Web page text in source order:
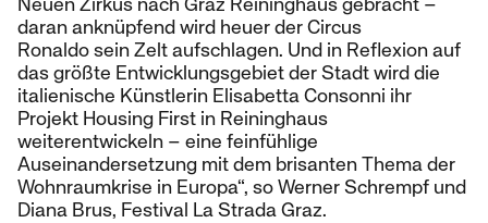
daran anknüpfend wird heuer der Circus
Ronaldo sein Zelt aufschlagen. Und in Reflexion auf
das größte Entwicklungsgebiet der Stadt wird die
italienische Künstlerin Elisabetta Consonni ihr
Projekt Housing First in Reininghaus
weiterentwickeln – eine feinfühlige
Auseinandersetzung mit dem brisanten Thema der
Wohnraumkrise in Europa“, so Werner Schrempf und
Diana Brus, Festival La Strada Graz.